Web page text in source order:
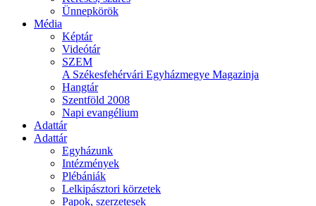
Ünnepkörök
Média
Képtár
Videótár
SZEM
A Székesfehérvári Egyházmegye Magazinja
Hangtár
Szentföld 2008
Napi evangélium
Adattár
Adattár
Egyházunk
Intézmények
Plébániák
Lelkipásztori körzetek
Papok, szerzetesek